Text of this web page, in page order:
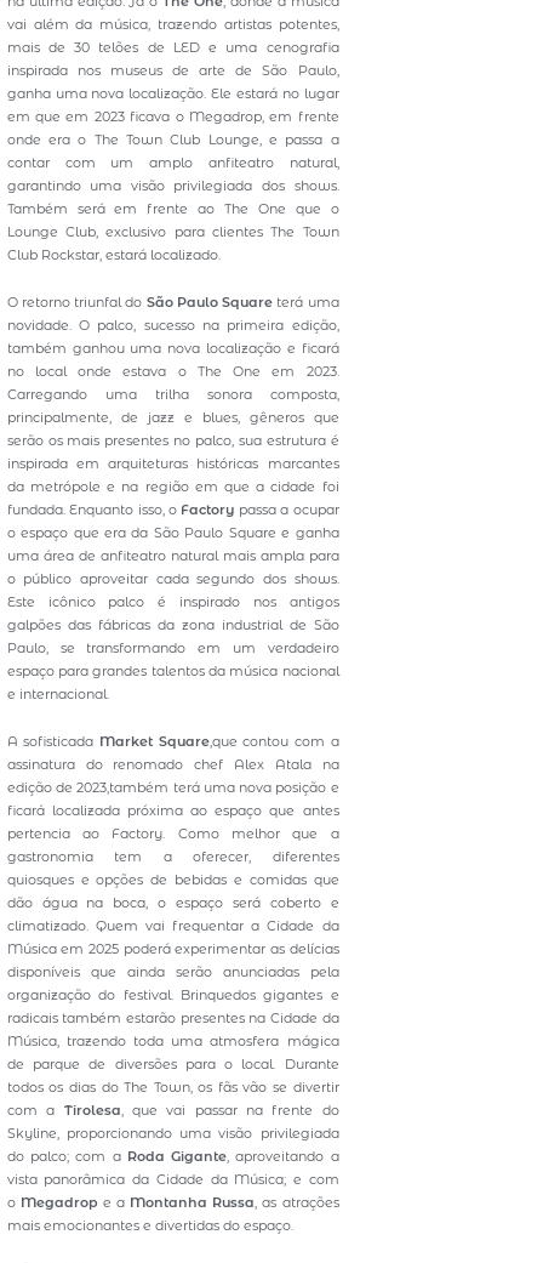
vai além da música, trazendo artistas potentes,
mais de 30 telões de LED e uma cenografia
inspirada nos museus de arte de São Paulo,
ganha uma nova localização. Ele estará no lugar
em que em 2023 ficava o Megadrop, em frente
onde era o The Town Club Lounge, e passa a
contar com um amplo anfiteatro natural,
garantindo uma visão privilegiada dos shows.
Também será em frente ao The One que o
Lounge Club, exclusivo para clientes The Town
Club Rockstar, estará localizado.
O retorno triunfal do São Paulo Square terá uma
novidade. O palco, sucesso na primeira edição,
também ganhou uma nova localização e ficará
no local onde estava o The One em 2023.
Carregando uma trilha sonora composta,
principalmente, de jazz e blues, gêneros que
serão os mais presentes no palco, sua estrutura é
inspirada em arquiteturas históricas marcantes
da metrópole e na região em que a cidade foi
fundada. Enquanto isso, o Factory passa a ocupar
o espaço que era da São Paulo Square e ganha
uma área de anfiteatro natural mais ampla para
o público aproveitar cada segundo dos shows.
Este icônico palco é inspirado nos antigos
galpões das fábricas da zona industrial de São
Paulo, se transformando em um verdadeiro
espaço para grandes talentos da música nacional
e internacional.
A sofisticada Market Square,que contou com a
assinatura do renomado chef Alex Atala na
edição de 2023,também terá uma nova posição e
ficará localizada próxima ao espaço que antes
pertencia ao Factory. Como melhor que a
gastronomia tem a oferecer, diferentes
quiosques e opções de bebidas e comidas que
dão água na boca, o espaço será coberto e
climatizado. Quem vai frequentar a Cidade da
Música em 2025 poderá experimentar as delícias
disponíveis que ainda serão anunciadas pela
organização do festival. Brinquedos gigantes e
radicais também estarão presentes na Cidade da
Música, trazendo toda uma atmosfera mágica
de parque de diversões para o local. Durante
todos os dias do The Town, os fãs vão se divertir
com a Tirolesa, que vai passar na frente do
Skyline, proporcionando uma visão privilegiada
do palco; com aRoda Gigante, aproveitando a
vista panorâmica da Cidade da Música; e com
o Megadrope a Montanha Russa, as atrações
mais emocionantes e divertidas do espaço.